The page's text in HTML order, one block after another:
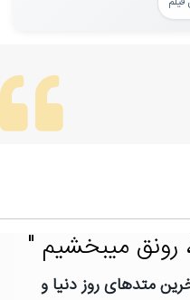
رونق میبخشیم "
متدهای روز دنیا و